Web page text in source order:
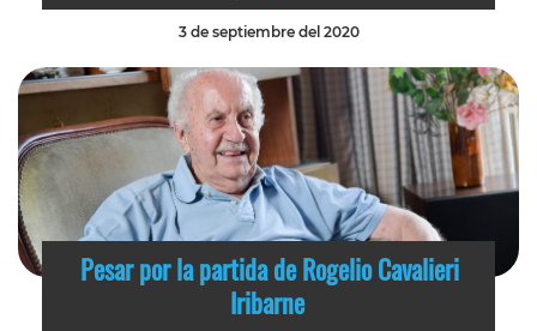
3 de septiembre del 2020
Pesar por la partida de Rogelio Cavalieri
Iribarne